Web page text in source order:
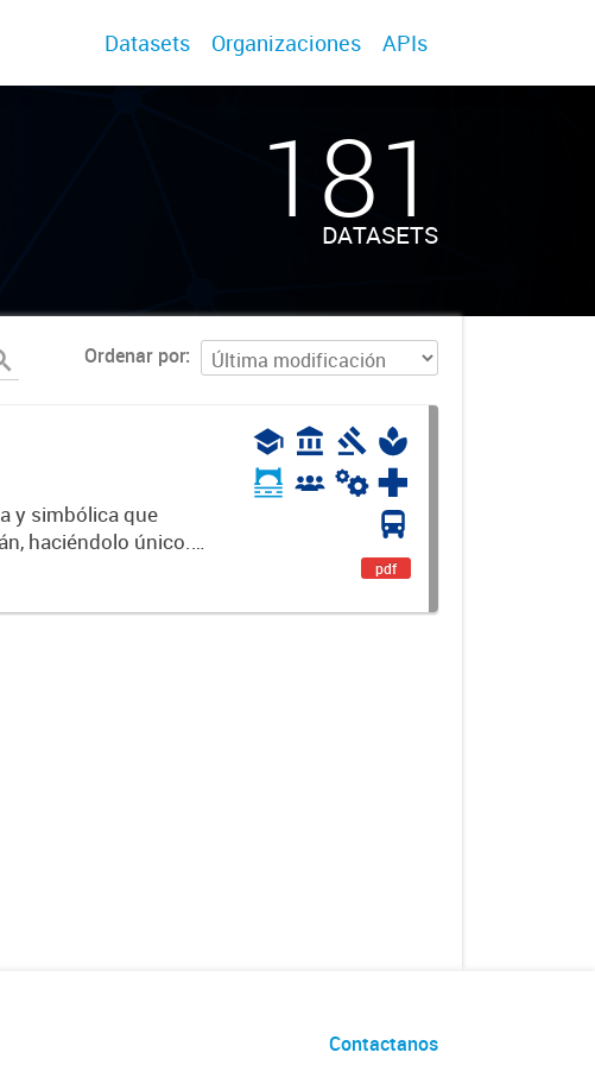
Datasets Organizaciones APIs
181
DATASETS
Ordenar por
y simbólica que
haciéndolo único.
pdf
Contactanos